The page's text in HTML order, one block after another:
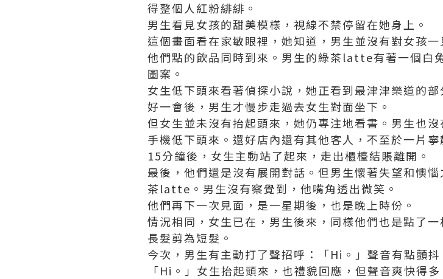
得整個人紅粉緋緋。
男生看見女孩的甜美模樣，視線不禁停留在她身上。
這個畫面看在家敏眼裡，她知道，男生並沒有對女孩一
他們點的飲品同時到來。男生的綠茶latte有著一個白
圖案。
女生低下頭來看著偵探小說，她正看到最津津樂道的部
好一會後，男生才慢步走過去女生對面坐下。
但女生並未沒有抬起頭來，她仍專注地看書。男生也
手機低下頭來。還好店內還有其他客人，不至於一片寧
15分鐘後，女生主動站了起來，走出櫃檯結賬離開。
最後，他們還是沒有展開對話。但男生懷著失望和懊
茶latte。男生沒有察覺到，他嘴角透出微笑。
他們再下一次見面，是一星期後，也是晚上時份。
情況相同，女生已在，男生後來，同樣他們也是點了
長髮剪為短髮。
今次，男生有主動打了聲招呼：「Hi。」聲音有點顫抖
「Hi。」女生抬起頭來，也禮貌回應，但聲音爽快得多